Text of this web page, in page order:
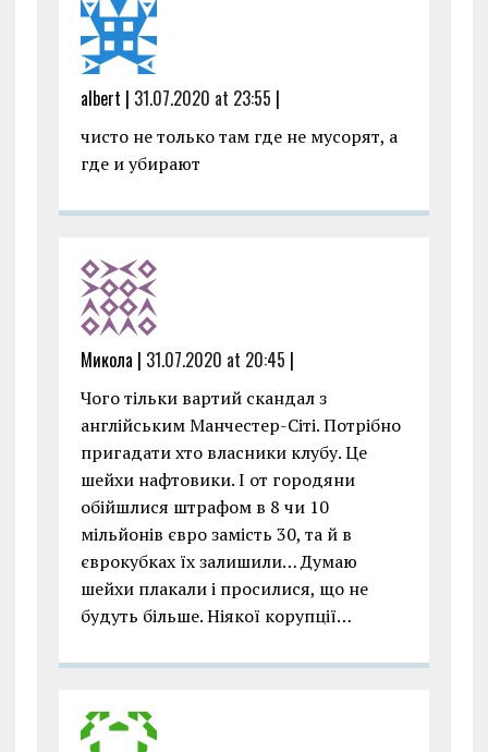
albert | 31.07.2020 at 23:55 |
чисто не только там где не мусорят, а
где и убирают
Микола | 31.07.2020 at 20:45 |
Чого тільки вартий скандал з
англійським Манчестер-Сіті. Потрібно
пригадати хто власники клубу. Це
шейхи нафтовики. І от городяни
обійшлися штрафом в 8 чи 10
мільйонів євро замість 30, та й в
єврокубках їх залишили… Думаю
шейхи плакали і просилися, що не
будуть більше. Ніякої корупції…